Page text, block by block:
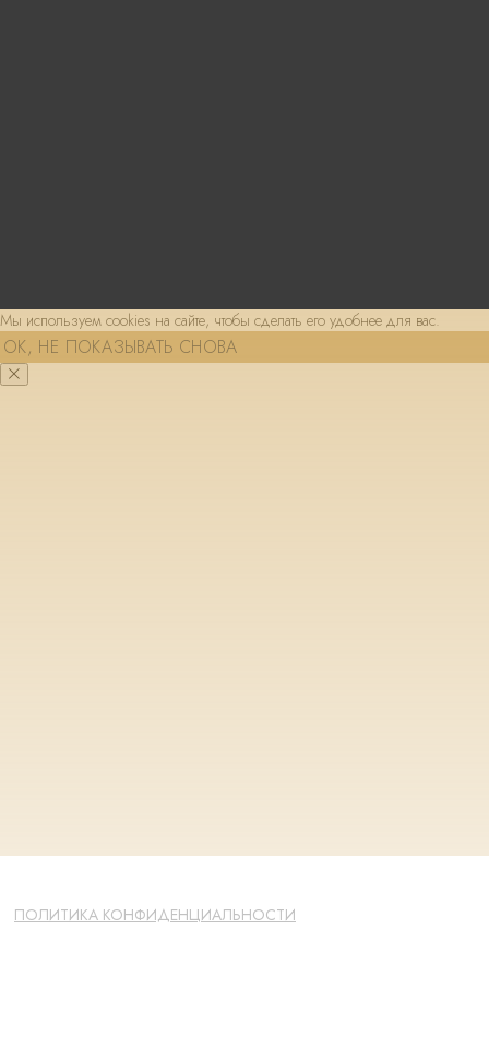
ПОЛИТИКА КОНФИДЕНЦИАЛЬНОСТИ
Мы используем cookies на сайте, чтобы сделать его удобнее для вас.
ОК, НЕ ПОКАЗЫВАТЬ СНОВА